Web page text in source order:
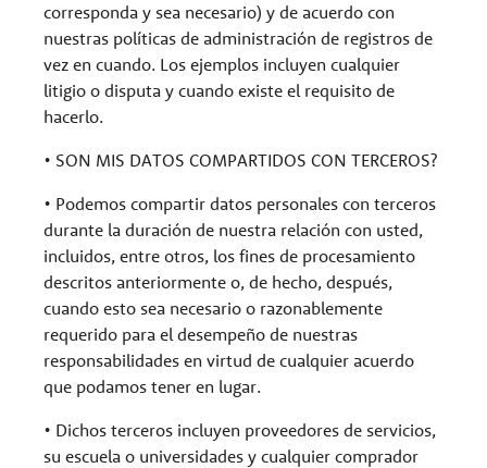
corresponda y sea necesario) y de acuerdo con
nuestras políticas de administración de registros de
vez en cuando. Los ejemplos incluyen cualquier
litigio o disputa y cuando existe el requisito de
hacerlo.
• SON MIS DATOS COMPARTIDOS CON TERCEROS?
• Podemos compartir datos personales con terceros
durante la duración de nuestra relación con usted,
incluidos, entre otros, los fines de procesamiento
descritos anteriormente o, de hecho, después,
cuando esto sea necesario o razonablemente
requerido para el desempeño de nuestras
responsabilidades en virtud de cualquier acuerdo
que podamos tener en lugar.
• Dichos terceros incluyen proveedores de servicios,
su escuela o universidades y cualquier comprador